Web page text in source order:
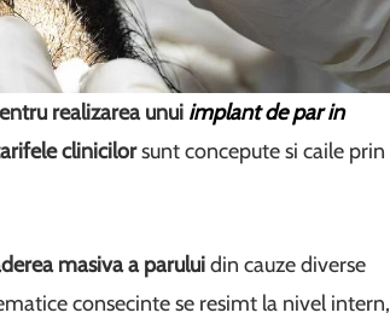
realizarea unui implant de par in
clinicilorsunt concepute si caile prin
masiva a paruluidin cauze diverse
consecinte se resimt la nivel intern,